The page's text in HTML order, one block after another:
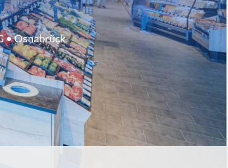
• Osnabrück